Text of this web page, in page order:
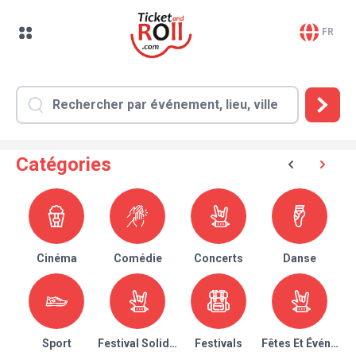
FR
Catégories
Cinéma Comédie Concerts Danse
Sport Festival Solidaire Festivals Fêtes Et